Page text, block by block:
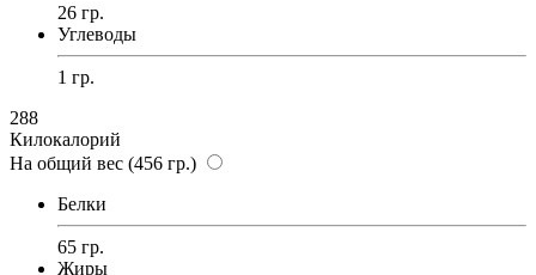
26 гр.
Углеводы
1 гр.
288
Килокалорий
На общий вес (456 гр.)
Белки
65 гр.
Жиры